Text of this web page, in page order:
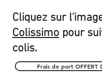
Cliquez sur
Colissimo pour
colis.
Frais de port OFFERT